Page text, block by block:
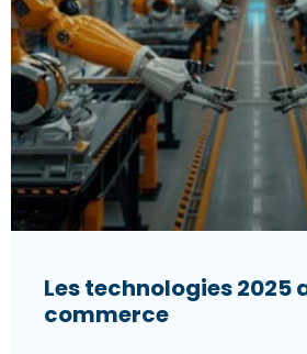
Les technologies 2025
commerce